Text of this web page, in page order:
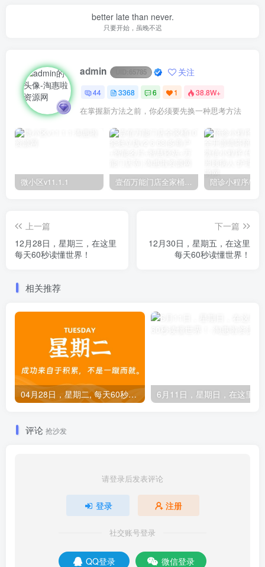
better late than never.
只要开始，虽晚不迟
admin 65785 关注
44 3368 6 1 38.8W+
在掌握新方法之前，你必须要先换一种思考方法
微小区v11.1.1 壹佰万能门店全家桶10套独立版v2.6.68(​多商户+智能名片+智慧轻站+万能门店等)
上一篇
12月28日，星期三，在这里
每天60秒读懂世界！
下一篇
12月30日，星期五，在这里
每天60秒读懂世界！
相关推荐
04月28日，星期二, 每天60秒读懂全世界！
评论 抢沙发
请登录后发表评论
登录 注册
社交账号登录
QQ登录 微信登录